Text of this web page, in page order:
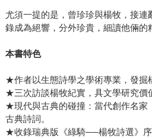
尤須一提的是，曾珍珍與楊牧，接
錄成為絕響，分外珍貴，細讀他倆的
本書特色
★作者以生態詩學之學術專業，發掘
★三次訪談楊牧紀實，具文學研究價
★現代與古典的碰撞：當代創作名家
古典詩詞。
★收錄瑞典版《綠騎──楊牧詩選》